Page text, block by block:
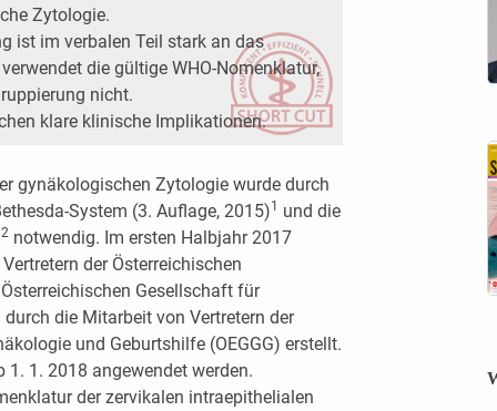
Zytologie.
ist im verbalen Teil stark an das
die gültige WHO-Nomenklatur,
nicht.
klare klinische Implikationen.
gynäkologischen Zytologie wurde durch
System (3. Auflage, 2015)1 und die
2notwendig. Im ersten Halbjahr 2017
der Österreichischen
Gesellschaft für
die Mitarbeit von Vertretern der
und Geburtshilfe (OEGGG) erstellt.
1. 2018 angewendet werden.
der zervikalen intraepithelialen